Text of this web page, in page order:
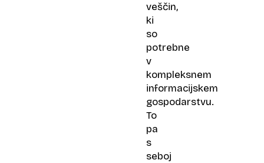
veščin,
ki
so
potrebne
v
kompleksnem
informacijskem
gospodarstvu.
To
pa
s
seboj